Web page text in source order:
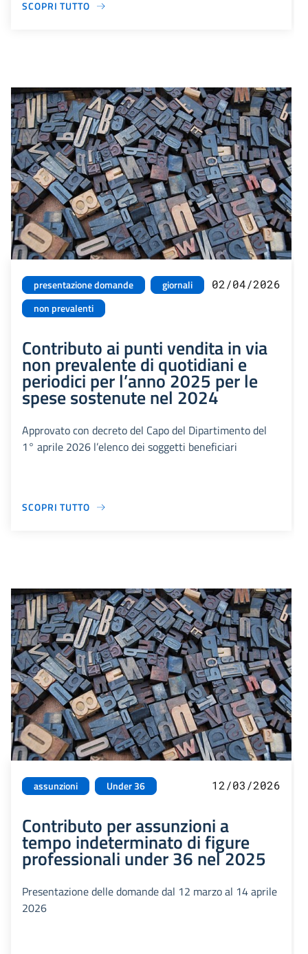
SCOPRI TUTTO
presentazione domande
giornali
non prevalenti
02/04/2026
Contributo ai punti vendita in via
non prevalente di quotidiani e
periodici per l’anno 2025 per le
spese sostenute nel 2024
Approvato con decreto del Capo del Dipartimento del
1° aprile 2026 l’elenco dei soggetti beneficiari
SCOPRI TUTTO
assunzioni Under 36 12/03/2026
Contributo per assunzioni a
tempo indeterminato di figure
professionali under 36 nel 2025
Presentazione delle domande dal 12 marzo al 14 aprile
2026